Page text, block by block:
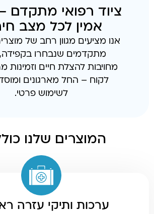
ציוד רפואי מתקדם
אמין לכל מצב
אנו מציעים מגוון רחב של
מתקדמים שנבחרו
מחויבות להצלת חיים וזמינות
לקוח – החל מארגונים
לשימוש פרטי.
המוצרים שלנו
ערכות ותיקי עזרה